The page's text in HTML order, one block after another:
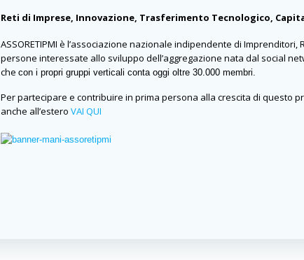
Reti di Imprese, Innovazione, Trasferimento Tecnologico,
ASSORETIPMI è l’associazione nazionale indipendente di
persone interessate allo sviluppo dell’aggregazione nata dal social
checon i propri gruppi verticali conta oggi oltre 30.000 membri.
Per partecipare e contribuire in prima persona alla crescita di questo
anche all’estero VAI QUI